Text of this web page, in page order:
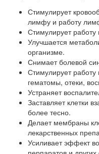
Стимулирует
лимфу и работу
Стимулирует работу
Улучшается
организме.
Снимает болевой
Стимулирует работу
гематомы, отеки,
Устраняет
Заставляет клетки
более тесно.
Делает мембраны
лекарственных
Усиливает эффект